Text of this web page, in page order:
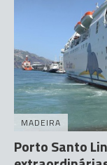
MADEIRA
Porto Santo